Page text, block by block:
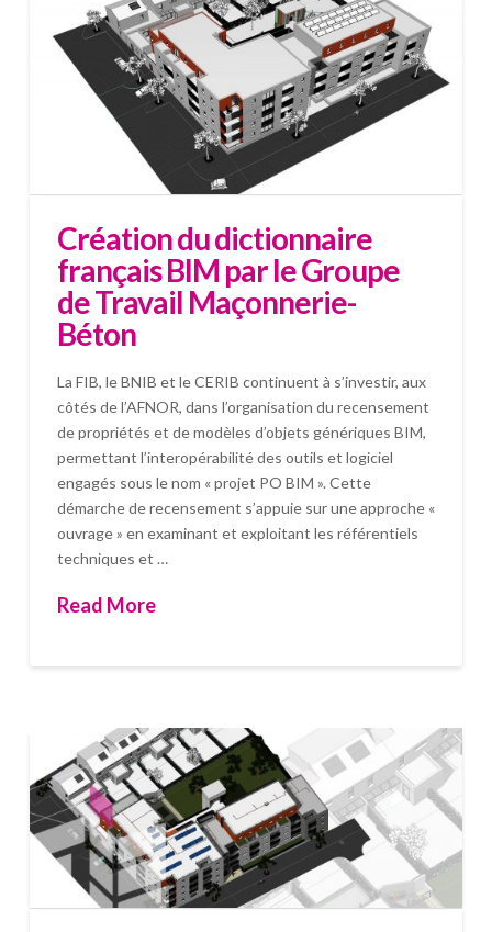
Création du dictionnaire
français BIM par le Groupe
de Travail Maçonnerie-
Béton
La FIB, le BNIB et le CERIB continuent à s’investir, aux
côtés de l’AFNOR, dans l’organisation du recensement
de propriétés et de modèles d’objets génériques BIM,
permettant l’interopérabilité des outils et logiciel
engagés sous le nom « projet PO BIM ». Cette
démarche de recensement s’appuie sur une approche «
ouvrage » en examinant et exploitant les référentiels
techniques et …
Read More